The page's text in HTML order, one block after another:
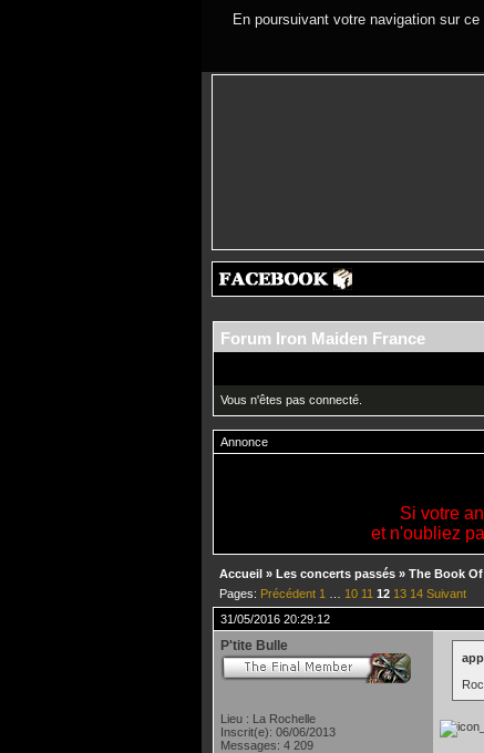
En poursuivant votre navigation sur
Forum Iron Maiden France
Vous n'êtes pas connecté.
Annonce
Si votre
et n'oubliez
Accueil » Les concerts passés » The Book Of
Pages: Précédent 1 10 11 12 13 14 Suivant
31/05/2016 20:29:12
P'tite Bulle
Lieu : La Rochelle
Inscrit(e): 06/06/2013
Messages: 4 209